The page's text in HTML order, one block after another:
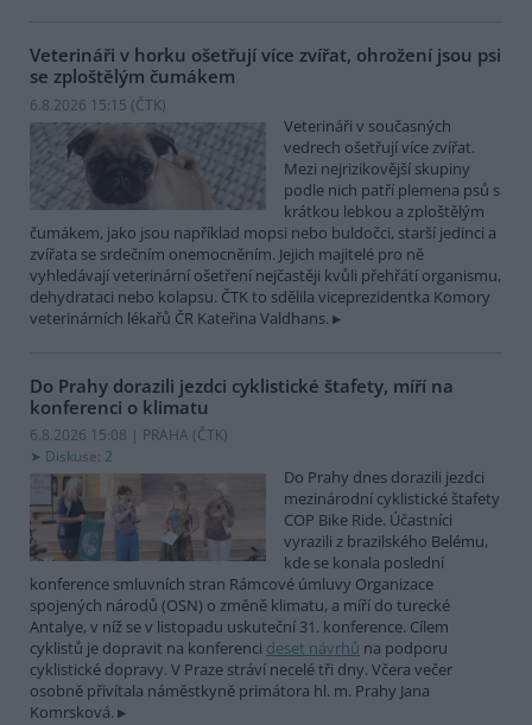
Veterináři v horku ošetřují více zvířat, ohrožení jsou psi
se zploštělým čumákem
6.8.2026 15:15 (ČTK)
Veterináři v současných
vedrech ošetřují více zvířat.
Mezi nejrizikovější skupiny
podle nich patří plemena psů s
krátkou lebkou a zploštělým
čumákem, jako jsou například mopsi nebo buldočci, starší jedinci a
zvířata se srdečním onemocněním. Jejich majitelé pro ně
vyhledávají veterinární ošetření nejčastěji kvůli přehřátí organismu,
dehydrataci nebo kolapsu. ČTK to sdělila viceprezidentka Komory
veterinárních lékařů ČR Kateřina Valdhans.
Do Prahy dorazili jezdci cyklistické štafety, míří na
konferenci o klimatu
6.8.2026 15:08 | PRAHA (ČTK)
Diskuse: 2
Do Prahy dnes dorazili jezdci
mezinárodní cyklistické štafety
COP Bike Ride. Účastníci
vyrazili z brazilského Belému,
kde se konala poslední
konference smluvních stran Rámcové úmluvy Organizace
spojených národů (OSN) o změně klimatu, a míří do turecké
Antalye, v níž se v listopadu uskuteční 31. konference. Cílem
cyklistů je dopravit na konferenci deset návrhů na podporu
cyklistické dopravy. V Praze stráví necelé tři dny. Včera večer
osobně přivítala náměstkyně primátora hl. m. Prahy Jana
Komrsková.